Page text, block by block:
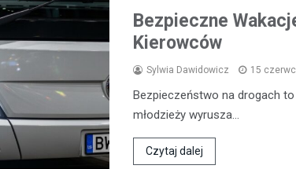
Bezpieczne
Kierowców
Sylwia Dawidowicz 15
Bezpieczeństwo na drogach
młodzieży wyrusza…
Czytaj dalej